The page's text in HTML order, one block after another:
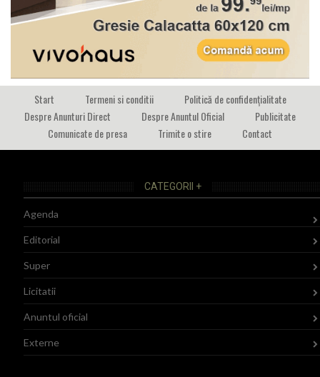
Start Termeni si conditii
Politică de confidențialitate
Despre Anunturi Direct
Despre Anuntul Oficial
Publicitate
Comunicate de presa
Trimite o stire Contact
CATEGORII +
Agenda
Editorial
Super
Licitatii
Anuntul oficial
Externe